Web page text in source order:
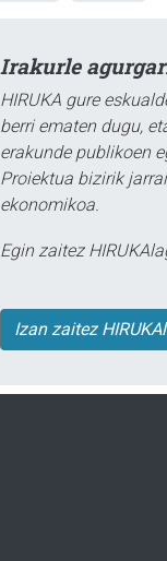
Irakurle
HIRUKA gure
berri ematen dugu,
erakunde publikoen
Proiektua bizirik
ekonomikoa.
Egin zaitez
Izan zaitez